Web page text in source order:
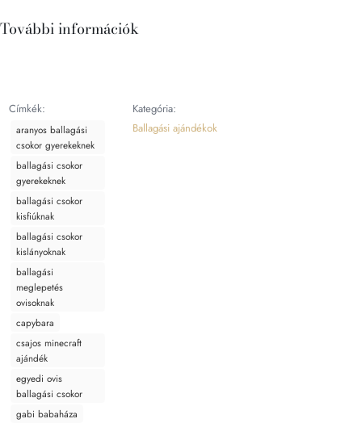
További információk
Címkék:
aranyos ballagási
csokor gyerekeknek
ballagási csokor
gyerekeknek
ballagási csokor
kisfiúknak
ballagási csokor
kislányoknak
ballagási
meglepetés
ovisoknak
capybara
csajos minecraft
ajándék
egyedi ovis
ballagási csokor
gabi babaháza
Kategória:
Ballagási ajándékok